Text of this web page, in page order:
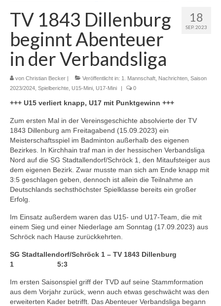
Training
Ausbildungs- und Förderkonzept
News
Spieltermine
1. Mannschaft
2. Mannschaft
3. Mannschaft
U19-Mannschaft
U17-Mannschaft
U15-Mannschaft
18
SEP. 2023
TV 1843 Dillenburg
beginnt Abenteuer
in der Verbandsliga
von Christian Becker | Veröffentlicht in: 1. Mannschaft Nachrichten Saison
2023/2024 Spielberichte U15-Mini U17-Mini | 0
+++ U15 verliert knapp, U17 mit Punktgewinn +++
Zum ersten Mal in der Vereinsgeschichte absolvierte der TV
1843 Dillenburg am Freitagabend (15.09.2023) ein
Meisterschaftsspiel im Badminton außerhalb des eigenen
Bezirkes. In Kirchhain traf man in der hessischen Verbandsliga
Nord auf die SG Stadtallendorf/Schröck 1, den Mitaufsteiger aus
dem eigenen Bezirk. Zwar musste man sich am Ende knapp mit
3:5 geschlagen geben, dennoch ist allein die Teilnahme an
Deutschlands sechsthöchster Spielklasse bereits ein großer
Erfolg.
Im Einsatz außerdem waren das U15- und U17-Team, die mit
einem Sieg und einer Niederlage am Sonntag (17.09.2023) aus
Schröck nach Hause zurückkehrten.
SG Stadtallendorf/Schröck 1 – TV 1843 Dillenburg
1 5:3
Im ersten Saisonspiel griff der TVD auf seine Stammformation
aus dem Vorjahr zurück, wenn auch etwas geschwächt was den
erweiterten Kader betrifft. Das Abenteuer Verbandsliga begann